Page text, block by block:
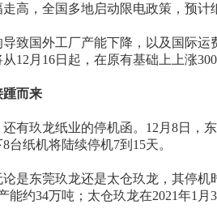
高，全国多地启动限电政策，预
致国外工厂产能下降，以及国际
12月16日起，在原有基础上上涨
踵而来
有玖龙纸业的停机函。12月8日，
台纸机将陆续停机7到15天。
是东莞玖龙还是太仓玖龙，其停
能约34万吨；太仓玖龙在2021年1